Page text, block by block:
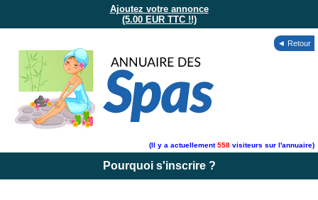
Ajoutez votre annonce
(5.00 EUR TTC !!)
◄ Retour
(Il y a actuellement558 visiteurs sur l'annuaire)
Pourquoi s'inscrire ?